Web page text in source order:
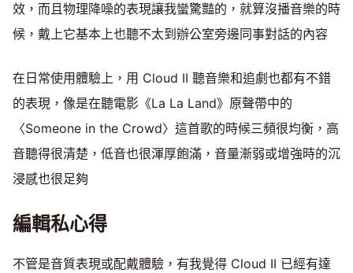
效，而且物理降噪的表現讓我蠻驚豔的，就算沒播音樂的時
候，戴上它基本上也聽不太到辦公室旁邊同事對話的內容
在日常使用體驗上，用 Cloud II 聽音樂和追劇也都有不錯
的表現，像是在聽電影《La La Land》原聲帶中的
〈Someone in the Crowd〉這首歌的時候三頻很均衡，高
音聽得很清楚，低音也很渾厚飽滿，音量漸弱或增強時的沉
浸感也很足夠
編輯私心得
不管是音質表現或配戴體驗，有我覺得 Cloud II 已經有達